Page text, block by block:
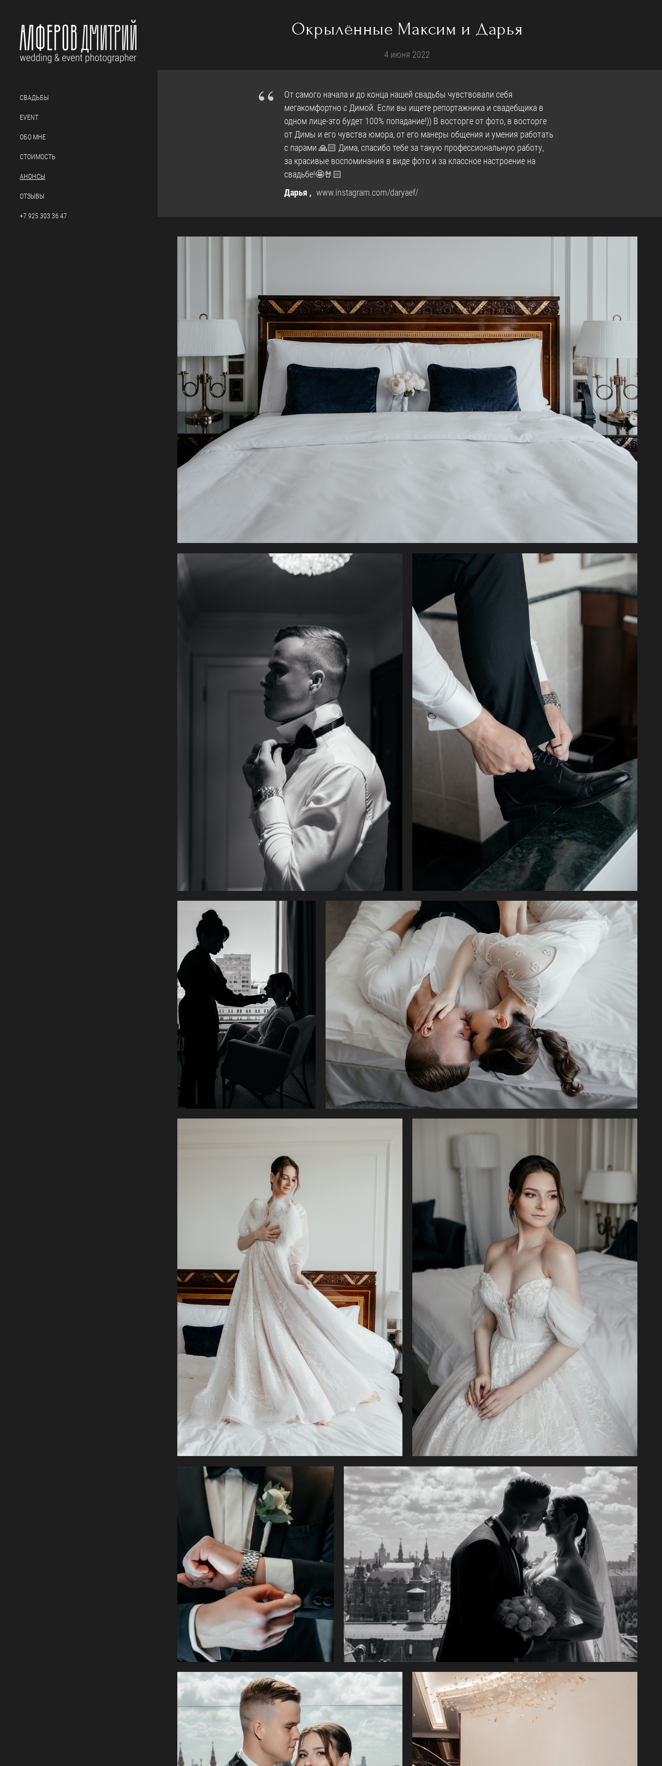
СВАДЬБЫ
EVENT
ОБО МНЕ
СТОИМОСТЬ
АНОНСЫ
ОТЗЫВЫ
+7 925 303 36 47
Окрылённые Максим и Дарья
4 июня 2022
“
От самого начала и до конца нашей свадьбы чувствовали себя
мегакомфортно с Димой. Если вы ищете репортажника и свадебщика в
одном лице-это будет 100% попадание!)) В восторге от фото, в восторге
от Димы и его чувства юмора, от его манеры общения и умения работать
с парами 🙏🏻 Дима, спасибо тебе за такую профессиональную работу,
за красивые воспоминания в виде фото и за классное настроение на
свадьбе!🤩🤘🏻
Дарья , www.instagram.com/daryaef/